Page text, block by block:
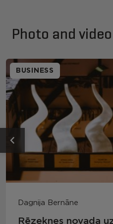
Photo and video
BUSINESS
Dagnija Bernāne
Rēzeknes novada